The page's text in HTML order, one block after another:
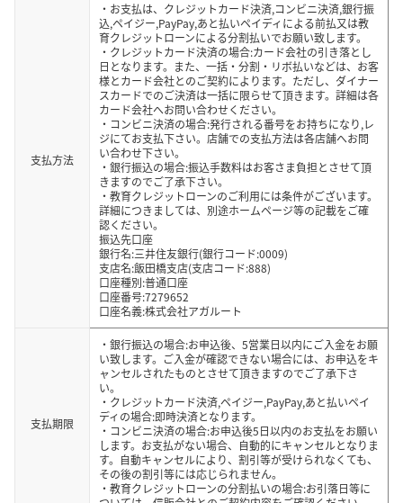
支払方法
・お支払は、クレジットカード決済,コンビニ決済,銀行振
込,ペイジー,PayPay,あと払いペイディによる前払又は教
育クレジットローンによる分割払いでお願い致します。
・クレジットカード決済の場合:カード会社の引き落とし
日となります。また、一括・分割・リボ払いなどは、お客
様とカード会社とのご契約によります。ただし、ダイナー
スカードでのご決済は一括に限らせて頂きます。詳細は各
カード会社へお問い合わせください。
・コンビニ決済の場合:発行される番号をお持ちになり,レ
ジにてお支払下さい。店舗での支払方法は各店舗へお問
い合わせ下さい。
・銀行振込の場合:振込手数料はお客さま負担とさせて頂
きますのでご了承下さい。
・教育クレジットローンのご利用には条件がございます。
詳細につきましては、別途ホームページ等の記載をご確
認ください。
振込先口座
銀行名:三井住友銀行(銀行コード:0009)
支店名:飯田橋支店(支店コード:888)
口座種別:普通口座
口座番号:7279652
口座名義:株式会社アガルート
支払期限
・銀行振込の場合:お申込後、5営業日以内にご入金をお願
い致します。ご入金が確認できない場合には、お申込をキ
ャンセルされたものとさせて頂きますのでご了承下さ
い。
・クレジットカード決済,ペイジー,PayPay,あと払いペイ
ディの場合:即時決済となります。
・コンビニ決済の場合:お申込後5日以内のお支払をお願い
します。お支払がない場合、自動的にキャンセルとなりま
す。自動キャンセルにより、割引等が受けられなくても、
その後の割引等には応じられません。
・教育クレジットローンの分割払いの場合:お引落日等に